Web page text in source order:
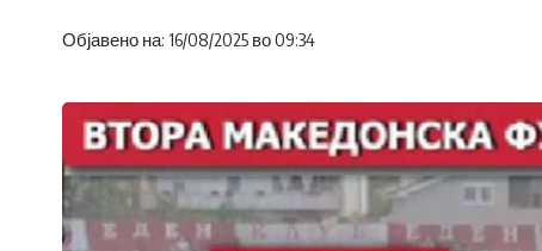
Објавено на: 16/08/2025 во 09:34